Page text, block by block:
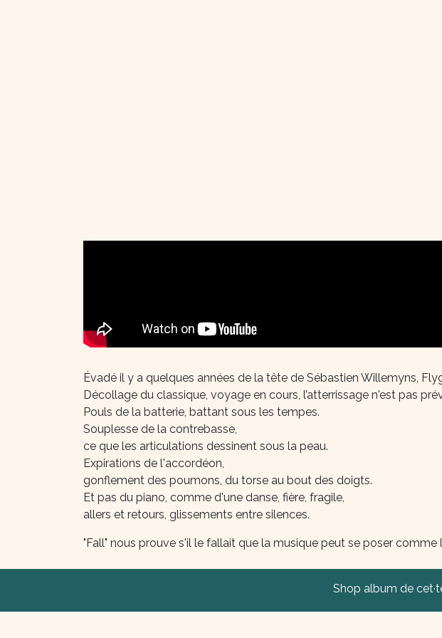
Évadé il y a quelques années de la tête de Sébastien Willemyns,
Décollage du classique, voyage en cours, l’atterrissage n'est pas
Pouls de la batterie, battant sous les tempes.
Souplesse de la contrebasse,
ce que les articulations dessinent sous la peau.
Expirations de l'accordéon,
gonflement des poumons, du torse au bout des doigts.
Et pas du piano, comme d'une danse, fière, fragile,
allers et retours, glissements entre silences.
"Fall" nous prouve s'il le fallait que la musique peut se poser
Shop album de